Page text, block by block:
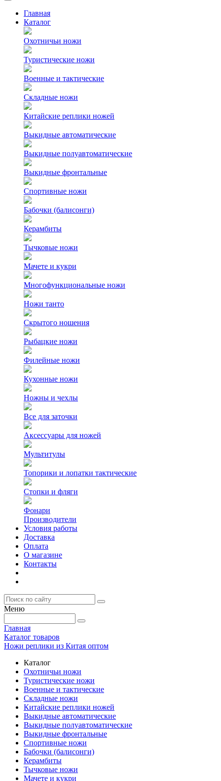
Главная
Каталог
Охотничьи ножи
Туристические ножи
Военные и тактические
Складные ножи
Китайские реплики ножей
Выкидные автоматические
Выкидные полуавтоматические
Выкидные фронтальные
Спортивные ножи
Бабочки (балисонги)
Керамбиты
Тычковые ножи
Мачете и кукри
Многофункциональные ножи
Ножи танто
Скрытого ношения
Рыбацкие ножи
Филейные ножи
Кухонные ножи
Ножны и чехлы
Все для заточки
Аксессуары для ножей
Мультитулы
Топорики и лопатки тактические
Стопки и фляги
Фонари
Производители
Условия работы
Доставка
Оплата
О магазине
Контакты
Меню
Главная
Каталог товаров
Ножи реплики из Китая оптом
Каталог
Охотничьи ножи
Туристические ножи
Военные и тактические
Складные ножи
Китайские реплики ножей
Выкидные автоматические
Выкидные полуавтоматические
Выкидные фронтальные
Спортивные ножи
Бабочки (балисонги)
Керамбиты
Тычковые ножи
Мачете и кукри